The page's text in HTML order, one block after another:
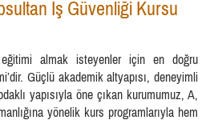
İş Güvenliği Kursu
eğitimi almak isteyenler için en doğru
Güçlü akademik altyapısı, deneyimli
yapısıyla öne çıkan kurumumuz, A,
yönelik kurs programlarıyla hem